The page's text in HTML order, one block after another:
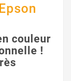
couleur
!